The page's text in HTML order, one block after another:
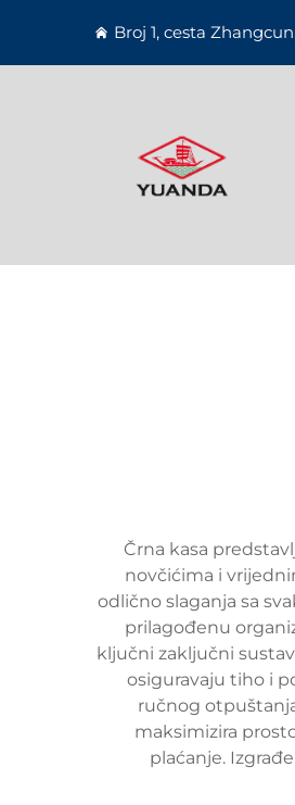
Broj 1, cesta
Črna kasa
novčićima i
odlično slaganja sa
prilagođenu
ključni zaključni
osiguravaju tiho i
ručnog
maksimizira
plaćanje.